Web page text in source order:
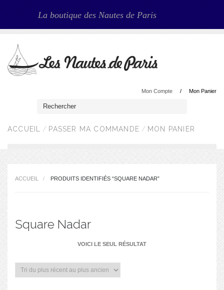
La boutique des Nautes de Paris
Mon Panier
Mon Compte
ACCUEIL PASSER MA COMMANDE MON PANIER
ACCUEIL PRODUITS IDENTIFIÉS “SQUARE NADAR”
Square Nadar
VOICI LE SEUL RÉSULTAT